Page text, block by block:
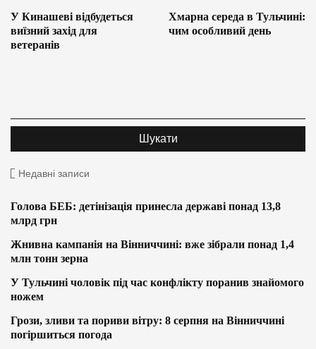
У Кинашеві відбудеться
виїзний захід для
ветеранів
Хмарна середа в Тульчині:
чим особливий день
Недавні записи
Голова БЕБ: детінізація принесла державі понад 13,8
млрд грн
Жнивна кампанія на Вінниччині: вже зібрали понад 1,4
млн тонн зерна
У Тульчині чоловік під час конфлікту поранив знайомого
ножем
Грози, зливи та пориви вітру: 8 серпня на Вінниччині
погіршиться погода